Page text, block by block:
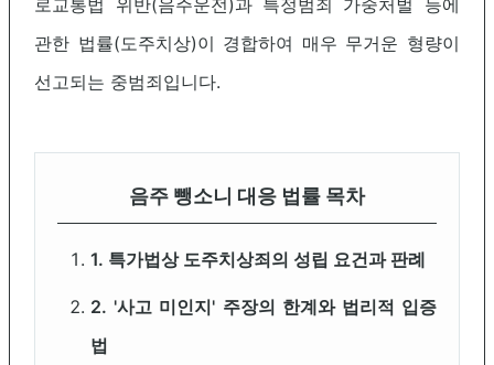
로교통법 위반(음주운전)과 특정범죄 가중처벌 등에
관한 법률(도주치상)이 경합하여 매우 무거운 형량이
선고되는 중범죄입니다.
음주 뺑소니 대응 법률 목차
1. 특가법상 도주치상죄의 성립 요건과 판례
2. '사고 미인지' 주장의 한계와 법리적 입증
법